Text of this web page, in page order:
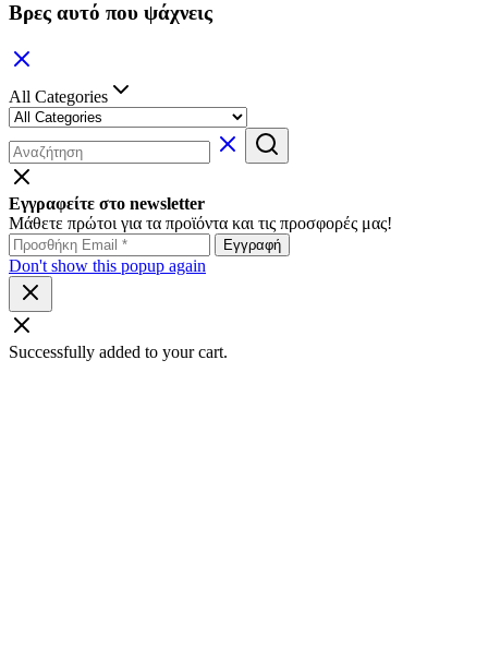
Βρες αυτό που ψάχνεις
All Categories
Εγγραφείτε στο newsletter
Μάθετε πρώτοι για τα προϊόντα και τις προσφορές μας!
Don't show this popup again
Successfully added to your cart.